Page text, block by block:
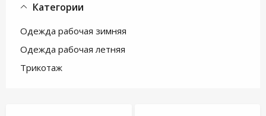
Категории
Одежда рабочая зимняя
Одежда рабочая летняя
Трикотаж